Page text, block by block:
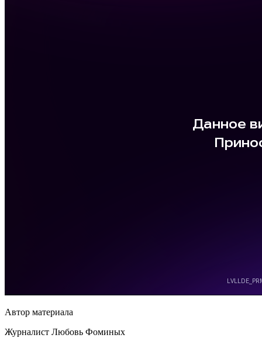
Автор материала
Журналист Любовь Фоминых